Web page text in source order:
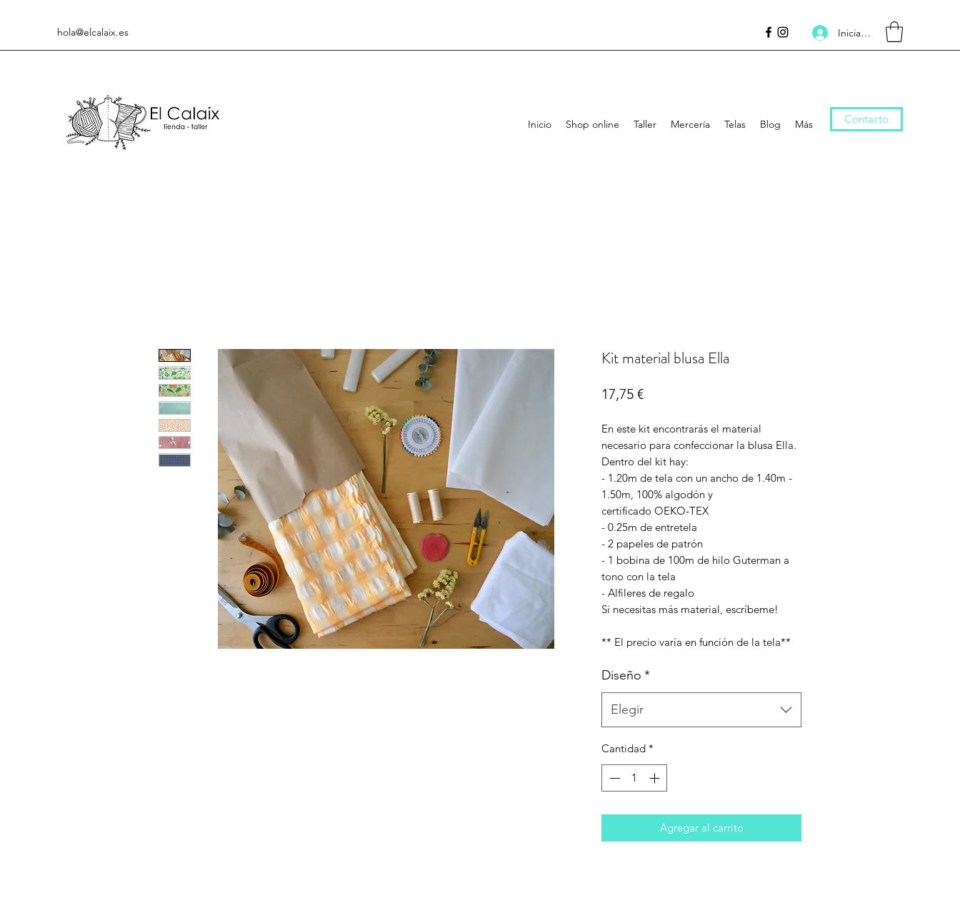
hola@elcalaix.es Iniciar sesión
Inicio Shop online Taller Mercería Telas Blog Más Contacto
Kit material blusa Ella
17,75 €Precio
En este kit encontrarás el material
necesario para confeccionar la blusa Ella.
Dentro del kit hay:
- 1.20m de tela con un ancho de 1.40m -
1.50m, 100% algodón y
certificado OEKO-TEX
- 0.25m de entretela
- 2 papeles de patrón
- 1 bobina de 100m de hilo Guterman a
tono con la tela
- Alfileres de regalo
Si necesitas más material, escríbeme!
** El precio varía en función de la tela**
Diseño *
Elegir
Cantidad *
Agregar al carrito